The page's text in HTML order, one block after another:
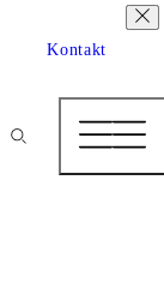
Kontakt